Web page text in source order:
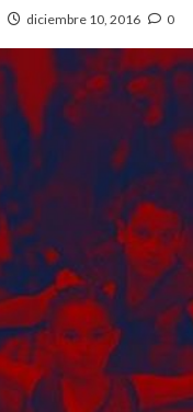
diciembre 10, 2016 0